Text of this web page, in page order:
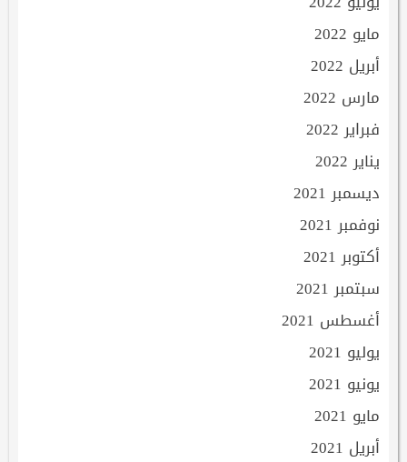
مايو 2022
أبريل 2022
مارس 2022
فبراير 2022
يناير 2022
ديسمبر 2021
نوفمبر 2021
أكتوبر 2021
سبتمبر 2021
أغسطس 2021
يوليو 2021
يونيو 2021
مايو 2021
أبريل 2021